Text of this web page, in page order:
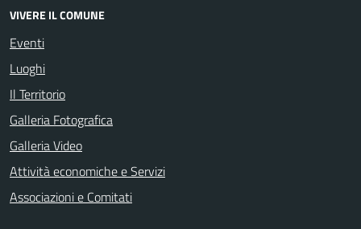
VIVERE IL COMUNE
Eventi
Luoghi
Il Territorio
Galleria Fotografica
Galleria Video
Attività economiche e Servizi
Associazioni e Comitati